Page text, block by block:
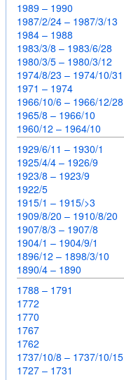
1989 – 1990
1987/2/24 – 1987/3/13
1984 – 1988
1983/3/8 – 1983/6/28
1980/3/5 – 1980/3/12
1974/8/23 – 1974/10/31
1971 – 1974
1966/10/6 – 1966/12/28
1965/8 – 1966/10
1960/12 – 1964/10
1929/6/11 – 1930/1
1925/4/4 – 1926/9
1923/8 – 1923/9
1922/5
1915/1 – 1915/>3
1909/8/20 – 1910/8/20
1907/8/3 – 1907/8
1904/1 – 1904/9/1
1896/12 – 1898/3/10
1890/4 – 1890
1788 – 1791
1772
1770
1767
1762
1737/10/8 – 1737/10/15
1727 – 1731